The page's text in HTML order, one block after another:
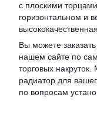
с плоскими
горизонтальном и
Вы можете
нашем сайте по
торговых
радиатор для
по вопросам